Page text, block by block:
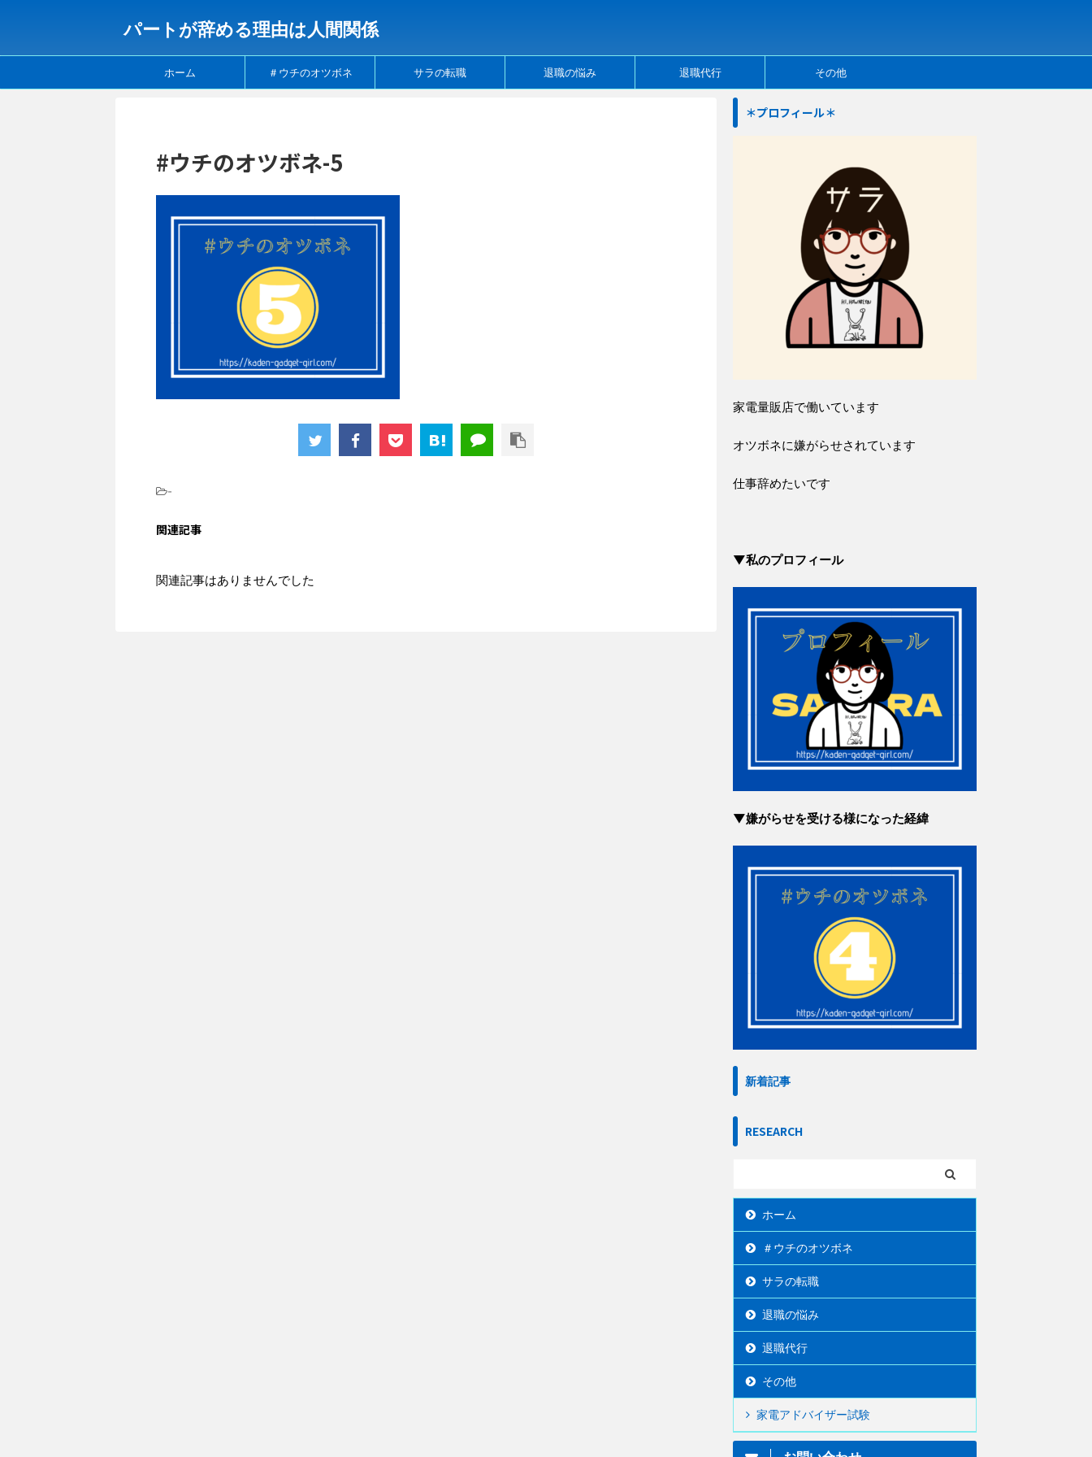
パートが辞める理由は人間関係
ホーム ＃ウチのオツボネ サラの転職 退職の悩み 退職代行 その他
#ウチのオツボネ-5
-
関連記事
関連記事はありませんでした
＊プロフィール＊
家電量販店で働いています
オツボネに嫌がらせされています
仕事辞めたいです
▼私のプロフィール
▼嫌がらせを受ける様になった経緯
新着記事
RESEARCH
ホーム
＃ウチのオツボネ
サラの転職
退職の悩み
退職代行
その他
家電アドバイザー試験